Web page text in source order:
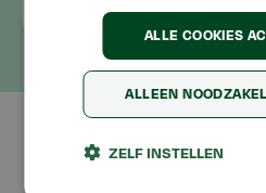
ALLE COOKIES
ALLEEN
ZELF INSTELLEN